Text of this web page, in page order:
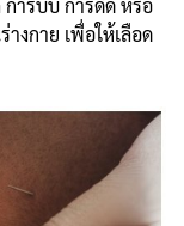
ารบีบ การดีด หรือ
งกาย เพื่อให้เลือด